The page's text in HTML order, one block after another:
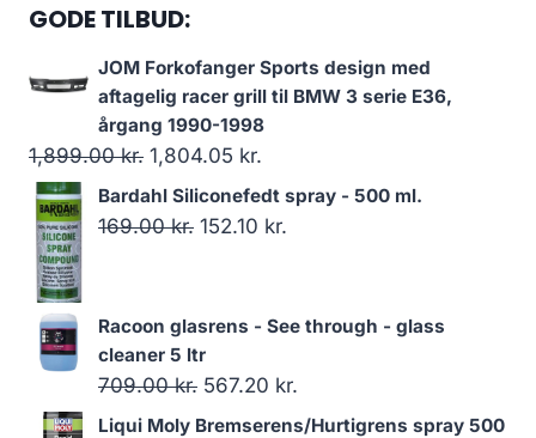
GODE TILBUD:
JOM Forkofanger Sports design med
aftagelig racer grill til BMW 3 serie E36,
årgang 1990-1998
1,899.00kr. Den
oprindelige
pris
1,804.05 kr.
aktuelle
pris
Bardahl Siliconefedt spray - 500 ml.
169.00kr. Den
var:
169.00 kr..
152.10 kr.
er:
Racoon glasrens - See through - glass
cleaner 5 ltr
709.00kr. Den
oprindelige
567.20 kr.
aktuelle
Liqui Moly Bremserens/Hurtigrens spray 500